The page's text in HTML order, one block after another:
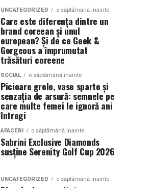
UNCATEGORIZED o săptămână inainte
Care este diferența dintre un
brand coreean și unul
european? Și de ce Geek &
Gorgeous a împrumutat
trăsături coreene
SOCIAL o săptămână inainte
Picioare grele, vase sparte și
senzația de arsură: semnele pe
care multe femei le ignoră ani
întregi
AFACERI o săptămână inainte
Sabrini Exclusive Diamonds
susține Serenity Golf Cup 2026
UNCATEGORIZED o săptămână inainte